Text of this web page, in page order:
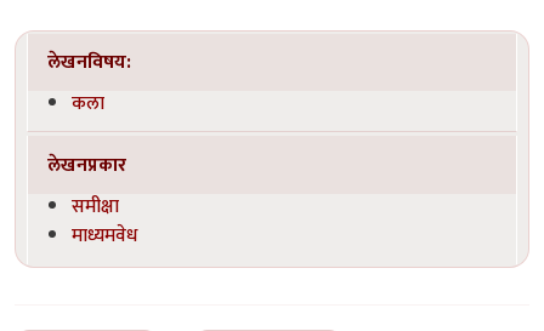
लेखनविषय:
कला
लेखनप्रकार
समीक्षा
माध्यमवेध